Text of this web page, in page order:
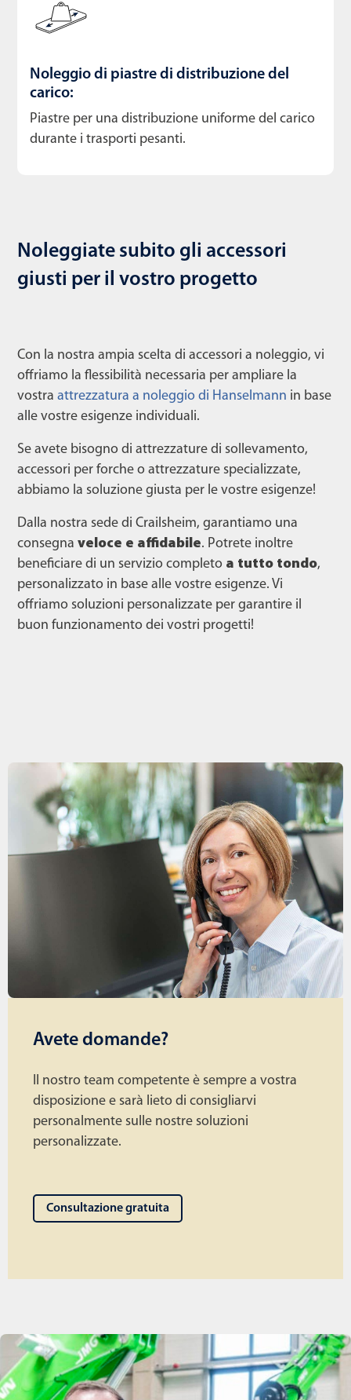
Noleggio di piastre di distribuzione del
carico:
Piastre per una distribuzione uniforme del carico
durante i trasporti pesanti.
Noleggiate subito gli accessori
giusti per il vostro progetto
Con la nostra ampia scelta di accessori a noleggio, vi
offriamo la flessibilità necessaria per ampliare la
vostra attrezzatura a noleggio di Hanselmann in base
alle vostre esigenze individuali.
Se avete bisogno di attrezzature di sollevamento,
accessori per forche o attrezzature specializzate,
abbiamo la soluzione giusta per le vostre esigenze!
Dalla nostra sede di Crailsheim, garantiamo una
consegna veloce e affidabile. Potrete inoltre
beneficiare di un servizio completo a tutto tondo,
personalizzato in base alle vostre esigenze. Vi
offriamo soluzioni personalizzate per garantire il
buon funzionamento dei vostri progetti!
Avete domande?
Il nostro team competente è sempre a vostra
disposizione e sarà lieto di consigliarvi
personalmente sulle nostre soluzioni
personalizzate.
Consultazione gratuita